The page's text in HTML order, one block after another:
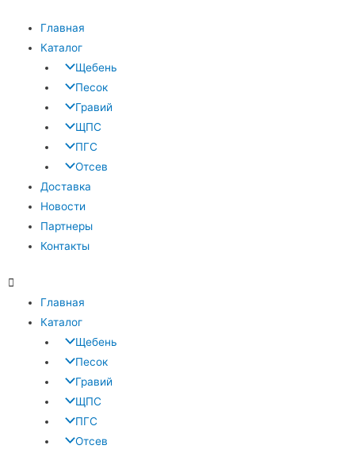
Главная
Каталог
Щебень
Песок
Гравий
ЩПС
ПГС
Отсев
Доставка
Новости
Партнеры
Контакты
Главная
Каталог
Щебень
Песок
Гравий
ЩПС
ПГС
Отсев